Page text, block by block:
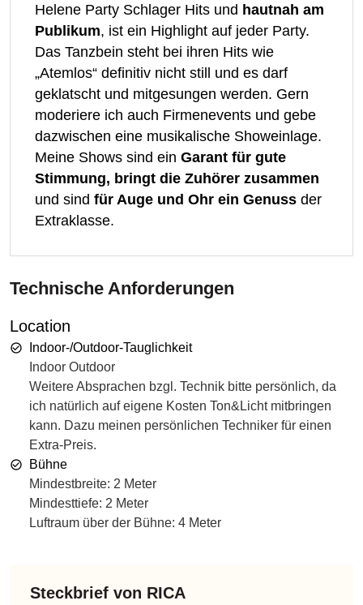
Helene Party Schlager Hits und hautnah am
Publikum, ist ein Highlight auf jeder Party.
Das Tanzbein steht bei ihren Hits wie
„Atemlos“ definitiv nicht still und es darf
geklatscht und mitgesungen werden. Gern
moderiere ich auch Firmenevents und gebe
dazwischen eine musikalische Showeinlage.
Meine Shows sind ein Garant für gute
Stimmung, bringt die Zuhörer zusammen
und sind für Auge und Ohr ein Genuss der
Extraklasse.
Technische Anforderungen
Location
Indoor-/Outdoor-Tauglichkeit
Indoor Outdoor
Weitere Absprachen bzgl. Technik bitte persönlich, da
ich natürlich auf eigene Kosten Ton&Licht mitbringen
kann. Dazu meinen persönlichen Techniker für einen
Extra-Preis.
Bühne
Mindestbreite: 2 Meter
Mindesttiefe: 2 Meter
Luftraum über der Bühne: 4 Meter
Steckbrief von RICA